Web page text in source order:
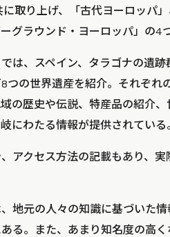
取り上げ、「古代ヨーロッパ
グラウンド・ヨーロッパ」の4
は、スペイン、タラゴナの遺
つの世界遺産を紹介。それぞ
の歴史や伝説、特産品の紹介
にわたる情報が提供されている
アクセス方法の記載もあり、
地元の人々の知識に基づいた
る。また、あまり知名度の高